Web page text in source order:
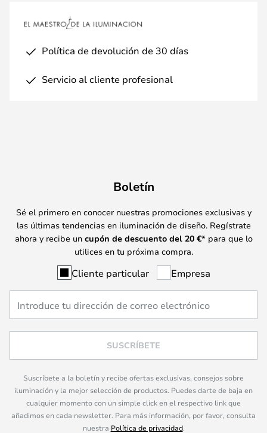
Política de devolución de 30 días
Servicio al cliente profesional
Boletín
Sé el primero en conocer nuestras promociones exclusivas y
las últimas tendencias en iluminación de diseño. Regístrate
ahora y recibe un cupón de descuento del 20 €* para que lo
utilices en tu próxima compra.
Cliente particular Empresa
SUSCRÍBETE
Suscríbete a la boletín y recibe ofertas exclusivas, consejos sobre
iluminación y la mejor selección de productos. Puedes darte de baja en
cualquier momento con un simple click en el respectivo link que
añadimos en cada newsletter. Para más información, por favor, consulta
nuestra Política de privacidad.